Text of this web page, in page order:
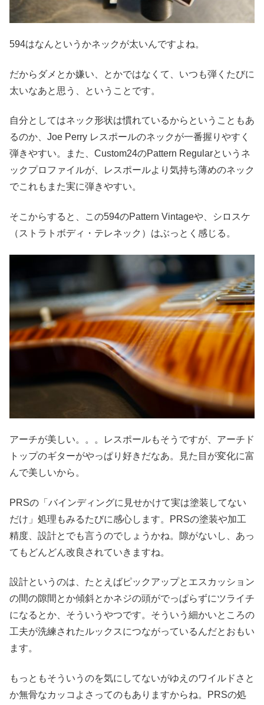
594はなんというかネックが太いんですよね。
だからダメとか嫌い、とかではなくて、いつも弾くたびに
太いなあと思う、ということです。
自分としてはネック形状は慣れているからということもあ
るのか、Joe Perry レスポールのネックが一番握りやすく
弾きやすい。また、Custom24のPattern Regularというネ
ックプロファイルが、レスポールより気持ち薄めのネック
でこれもまた実に弾きやすい。
そこからすると、この594のPattern Vintageや、シロスケ
（ストラトボディ・テレネック）はぶっとく感じる。
アーチが美しい。。。レスポールもそうですが、アーチド
トップのギターがやっぱり好きだなあ。見た目が変化に富
んで美しいから。
PRSの「バインディングに見せかけて実は塗装してない
だけ」処理もみるたびに感心します。PRSの塗装や加工
精度、設計とでも言うのでしょうかね。隙がないし、あっ
てもどんどん改良されていきますね。
設計というのは、たとえばピックアップとエスカッション
の間の隙間とか傾斜とかネジの頭がでっぱらずにツライチ
になるとか、そういうやつです。そういう細かいところの
工夫が洗練されたルックスにつながっているんだとおもい
ます。
もっともそういうのを気にしてないがゆえのワイルドさと
か無骨なカッコよさってのもありますからね。PRSの処